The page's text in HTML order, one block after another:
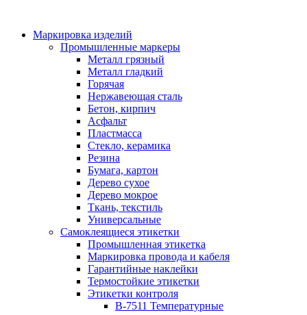
Маркировка изделий
Промышленные маркеры
Металл грязный
Металл гладкий
Горячая
Нержавеющая сталь
Бетон, кирпич
Асфальт
Пластмасса
Стекло, керамика
Резина
Бумага, картон
Дерево сухое
Дерево мокрое
Ткань, текстиль
Универсальные
Самоклеящиеся этикетки
Промышленная этикетка
Маркировка провода и кабеля
Гарантийные наклейки
Термостойкие этикетки
Этикетки контроля
B-7511 Температурные